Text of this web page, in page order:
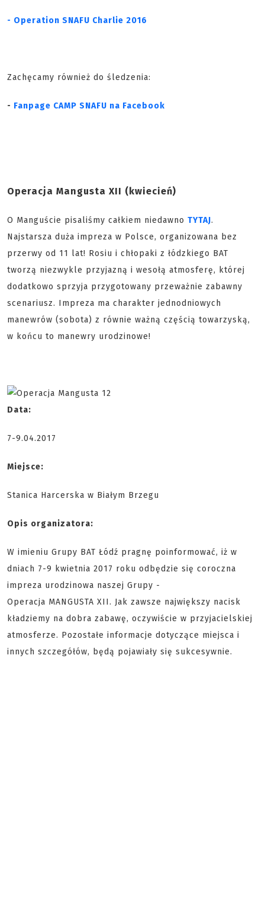
- Operation SNAFU Charlie 2016
Zachęcamy również do śledzenia:
- Fanpage CAMP SNAFU na Facebook
Operacja Mangusta XII (kwiecień)
O Manguście pisaliśmy całkiem niedawno TYTAJ.
Najstarsza duża impreza w Polsce, organizowana bez
przerwy od 11 lat! Rosiu i chłopaki z łódzkiego BAT
tworzą niezwykle przyjazną i wesołą atmosferę, której
dodatkowo sprzyja przygotowany przeważnie zabawny
scenariusz. Impreza ma charakter jednodniowych
manewrów (sobota) z równie ważną częścią towarzyską,
w końcu to manewry urodzinowe!
Data:
7-9.04.2017
Miejsce:
Stanica Harcerska w Białym Brzegu
Opis organizatora:
W imieniu Grupy BAT Łódź pragnę poinformować, iż w
dniach 7-9 kwietnia 2017 roku odbędzie się coroczna
impreza urodzinowa naszej Grupy -
Operacja MANGUSTA XII. Jak zawsze największy nacisk
kładziemy na dobra zabawę, oczywiście w przyjacielskiej
atmosferze. Pozostałe informacje dotyczące miejsca i
innych szczegółów, będą pojawiały się sukcesywnie.